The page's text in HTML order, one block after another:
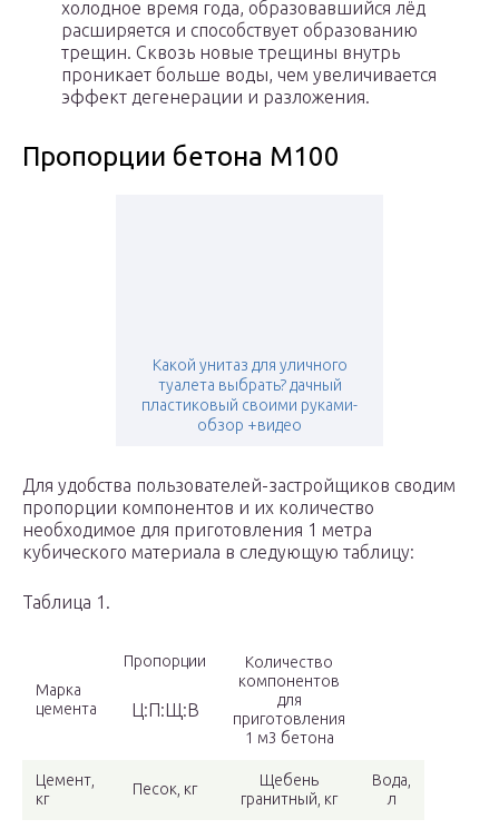
холодное время года, образовавшийся лёд
расширяется и способствует образованию
трещин. Сквозь новые трещины внутрь
проникает больше воды, чем увеличивается
эффект дегенерации и разложения.
Пропорции бетона М100
Какой унитаз для уличного
туалета выбрать? дачный
пластиковый своими руками-
обзор +видео
Для удобства пользователей-застройщиков сводим
пропорции компонентов и их количество
необходимое для приготовления 1 метра
кубического материала в следующую таблицу:
Таблица 1.
Марка
цемента
Пропорции
Ц:П:Щ:В
Количество
компонентов
для
приготовления
1 м3 бетона
Цемент,
кг
Песок, кг
Щебень
гранитный, кг
Вода,
л